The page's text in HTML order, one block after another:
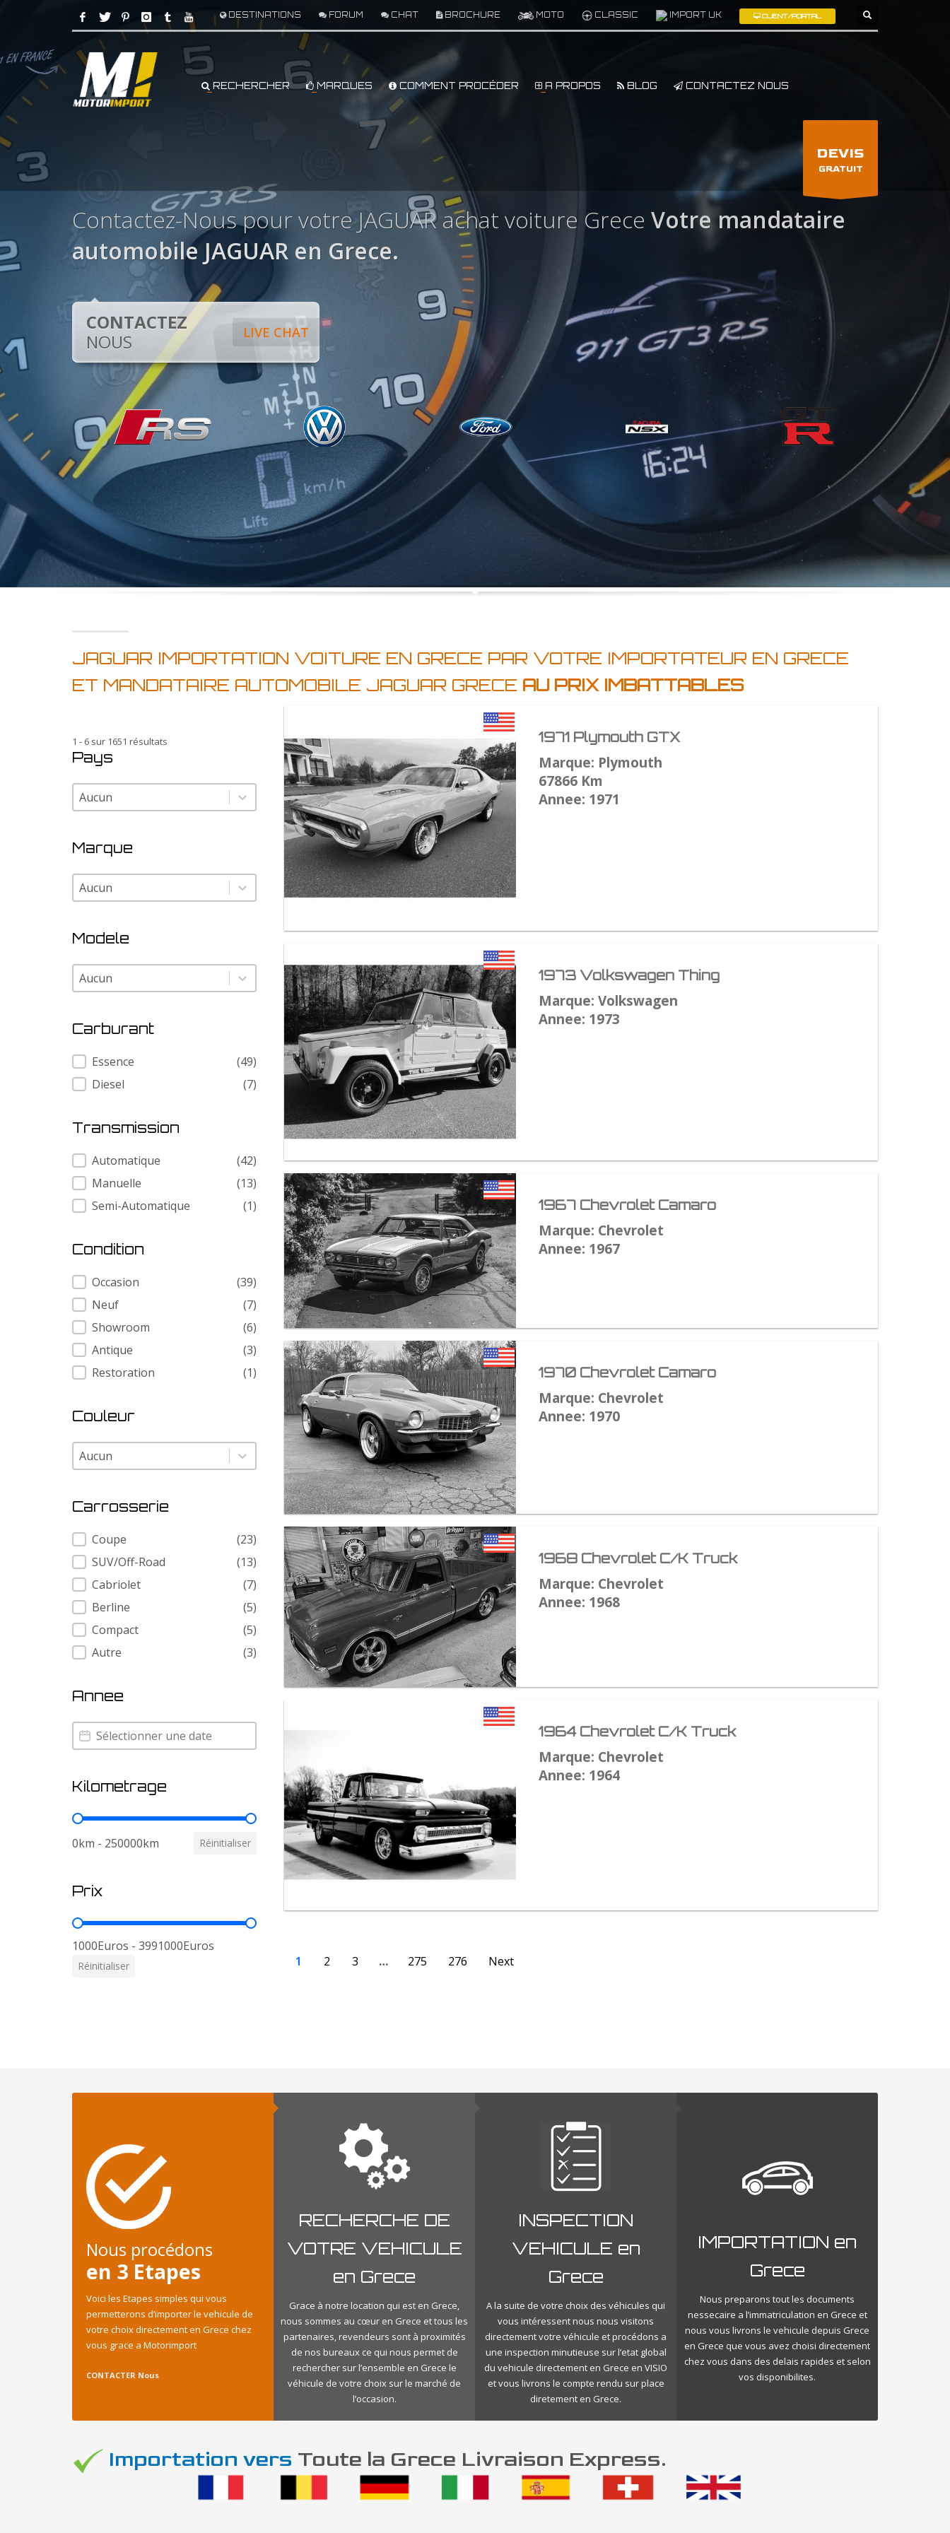
DESTINATIONS FORUM CHAT BROCHURE MOTO CLASSIC IMPORT UK CLIENT/PORTAL
RECHERCHER MARQUES COMMENT PROCÉDER A PROPOS BLOG CONTACTEZ NOUS
DEVIS
GRATUIT
Contactez-Nous pour votre JAGUAR achat voiture Grece Votre mandataire
automobile JAGUAR en Grece.
LIVE CHAT
CONTACTEZ
NOUS
JAGUAR IMPORTATION VOITURE EN GRECE PAR VOTRE IMPORTATEUR EN GRECE
ET MANDATAIRE AUTOMOBILE JAGUAR GRECE AU PRIX IMBATTABLES
1 - 6 sur 1651 résultats
Pays
Pays
Pays
Marque
Marque
Marque
Modele
Modele
Modele
Carburant
Carburant
Essence
(49)
Diesel
(7)
Transmission
Transmission
Automatique
(42)
Manuelle
(13)
Semi-Automatique
(1)
Condition
Condition
Occasion
(39)
Neuf
(7)
Showroom
(6)
Antique
(3)
Restoration
(1)
Couleur
Couleur
Couleur
Carrosserie
Carrosserie
Coupe
(23)
SUV/Off-Road
(13)
Cabriolet
(7)
Berline
(5)
Compact
(5)
Autre
(3)
Annee
Annee
Annee
Kilometrage
Kilometrage
0km - 250000km Réinitialiser
Prix
Prix
1000Euros - 3991000Euros
Réinitialiser
1971 Plymouth GTX
Marque: Plymouth
67866 Km
Annee: 1971
1973 Volkswagen Thing
Marque: Volkswagen
Annee: 1973
1967 Chevrolet Camaro
Marque: Chevrolet
Annee: 1967
1970 Chevrolet Camaro
Marque: Chevrolet
Annee: 1970
1968 Chevrolet C/K Truck
Marque: Chevrolet
Annee: 1968
1964 Chevrolet C/K Truck
Marque: Chevrolet
Annee: 1964
1 2 3 … 275 276 Next
Nous procédons
en 3 Etapes
Voici les Etapes simples qui vous
permetterons d’importer le vehicule de
votre choix directement en Grece chez
vous grace a Motorimport
CONTACTER Nous
RECHERCHE DE
VOTRE VEHICULE
en Grece
Grace à notre location qui est en Grece,
nous sommes au cœur en Grece et tous les
partenaires, revendeurs sont à proximités
de nos bureaux ce qui nous permet de
rechercher sur l’ensemble en Grece le
véhicule de votre choix sur le marché de
l’occasion.
INSPECTION
VEHICULE en
Grece
A la suite de votre choix des véhicules qui
vous intéressent nous nous visitons
directement votre véhicule et procédons a
une inspection minutieuse sur l’etat global
du vehicule directement en Grece en VISIO
et vous livrons le compte rendu sur place
diretement en Grece.
IMPORTATION en
Grece
Nous preparons tout les documents
nessecaire a l’immatriculation en Grece et
nous vous livrons le vehicule depuis Grece
en Grece que vous avez choisi directement
chez vous dans des delais rapides et selon
vos disponibilites.
Importation vers Toute la Grece Livraison Express.